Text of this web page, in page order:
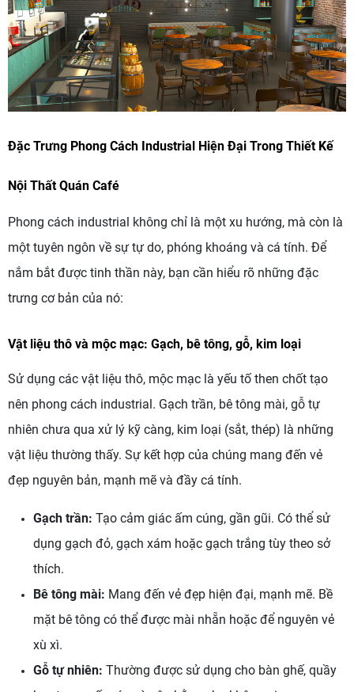
Đặc Trưng Phong Cách Industrial Hiện Đại Trong Thiết Kế
Nội Thất Quán Café
Phong cách industrial không chỉ là một xu hướng, mà còn là
một tuyên ngôn về sự tự do, phóng khoáng và cá tính. Để
nắm bắt được tinh thần này, bạn cần hiểu rõ những đặc
trưng cơ bản của nó:
Vật liệu thô và mộc mạc: Gạch, bê tông, gỗ, kim loại
Sử dụng các vật liệu thô, mộc mạc là yếu tố then chốt tạo
nên phong cách industrial. Gạch trần, bê tông mài, gỗ tự
nhiên chưa qua xử lý kỹ càng, kim loại (sắt, thép) là những
vật liệu thường thấy. Sự kết hợp của chúng mang đến vẻ
đẹp nguyên bản, mạnh mẽ và đầy cá tính.
Gạch trần: Tạo cảm giác ấm cúng, gần gũi. Có thể sử
dụng gạch đỏ, gạch xám hoặc gạch trắng tùy theo sở
thích.
Bê tông mài: Mang đến vẻ đẹp hiện đại, mạnh mẽ. Bề
mặt bê tông có thể được mài nhẵn hoặc để nguyên vẻ
xù xì.
Gỗ tự nhiên: Thường được sử dụng cho bàn ghế, quầy